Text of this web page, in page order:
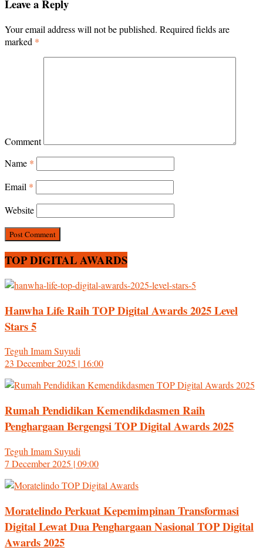
Leave a Reply
Your email address will not be published. Required fields are
marked *
Comment
Name *
Email *
Website
TOP DIGITAL AWARDS
Hanwha Life Raih TOP Digital Awards 2025 Level
Stars 5
Teguh Imam Suyudi
23 December 2025 | 16:00
Rumah Pendidikan Kemendikdasmen Raih
Penghargaan Bergengsi TOP Digital Awards 2025
Teguh Imam Suyudi
7 December 2025 | 09:00
Moratelindo Perkuat Kepemimpinan Transformasi
Digital Lewat Dua Penghargaan Nasional TOP Digital
Awards 2025